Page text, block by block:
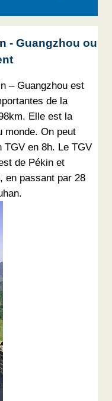
- Guangzhou ou
– Guangzhou est
de la
Elle est la
monde. On peut
en 8h. Le TGV
de Pékin et
en passant par 28